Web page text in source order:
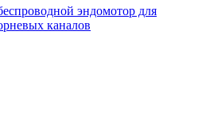
эндомотор для
каналов